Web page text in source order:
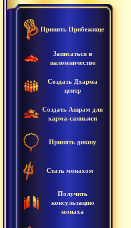
Принять Прибежище
Записаться в
паломничество
Создать Дхарма
центр
Создать Ашрам для
карма-санньяси
Принять дикшу
Стать монахом
Получить
консультацию
монаха